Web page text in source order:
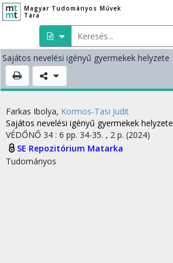
Magyar Tudományos Művek
Tára
Sajátos nevelési igényű gyermekek helyzete
Farkas Ibolya, Kormos-Tasi Judit
Sajátos nevelési igényű gyermekek helyzete
VÉDŐNŐ 34 : 6 pp. 34-35. , 2 p. (2024)
SE Repozitórium Matarka
Tudományos